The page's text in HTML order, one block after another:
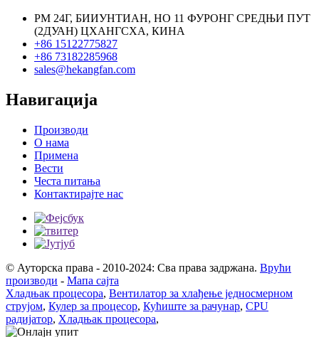
РМ 24Г, БИИУНТИАН, НО 11 ФУРОНГ СРЕДЊИ ПУТ
(2ДУАН) ЦХАНГСХА, КИНА
+86 15122775827
+86 73182285968
sales@hekangfan.com
Навигација
Производи
О нама
Примена
Вести
Честа питања
Контактирајте нас
© Ауторска права - 2010-2024: Сва права задржана. Врући
производи - Мапа сајта
Хладњак процесора, Вентилатор за хлађење једносмерном
струјом, Кулер за процесор, Кућиште за рачунар, CPU
радијатор, Хладњак процесора,